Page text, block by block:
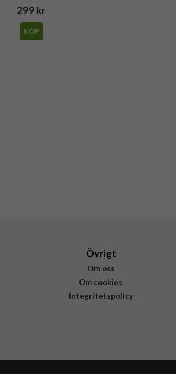
299 kr
KÖP
Övrigt
Om oss
Om cookies
Integritetspolicy